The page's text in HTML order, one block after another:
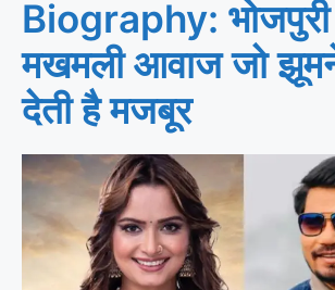
Biography:
मखमली आवाज जो
देती है मजबूर